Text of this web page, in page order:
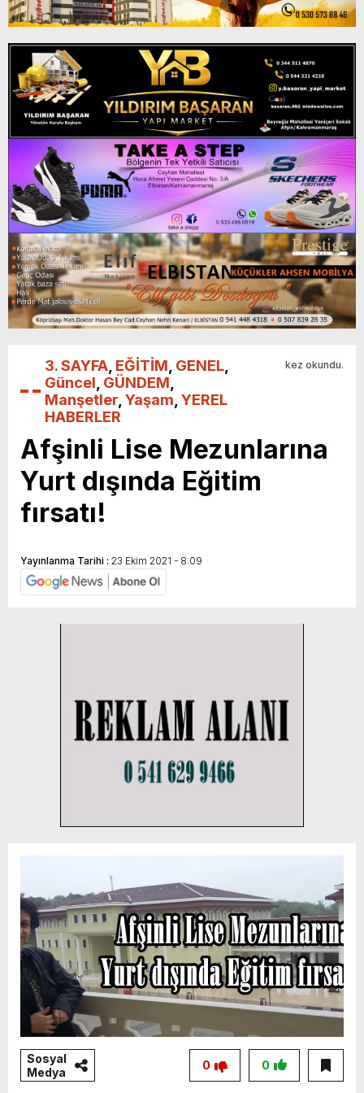
3. SAYFA EĞİTİM GENEL
Güncel GÜNDEM
Manşetler Yaşam YEREL
HABERLER
kez okundu.
Afşinli Lise Mezunlarına
Yurt dışında Eğitim
fırsatı!
Yayınlanma Tarihi : 23 Ekim 2021 - 8:09
Sosyal
Medya
0
0